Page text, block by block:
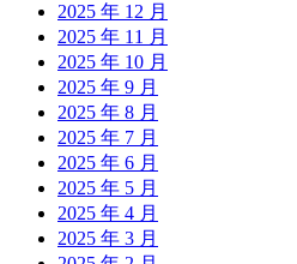
2025 年 12 月
2025 年 11 月
2025 年 10 月
2025 年 9 月
2025 年 8 月
2025 年 7 月
2025 年 6 月
2025 年 5 月
2025 年 4 月
2025 年 3 月